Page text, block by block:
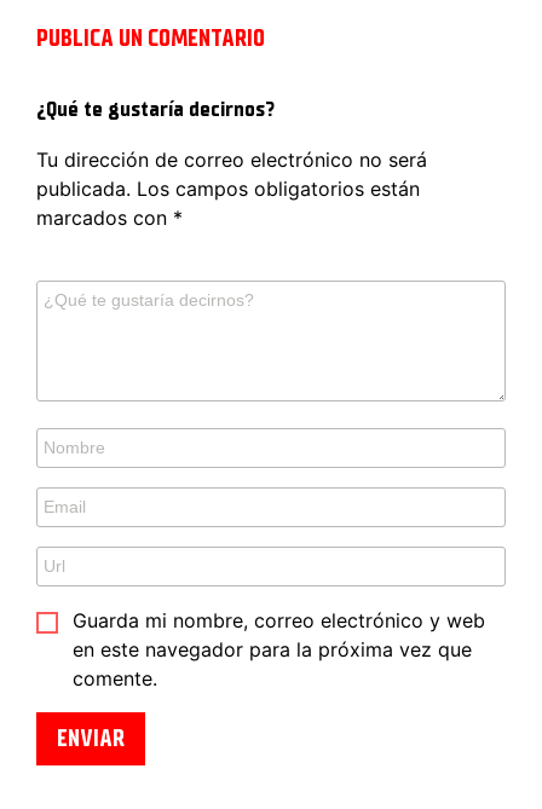
PUBLICA UN COMENTARIO
¿Qué te gustaría decirnos?
Tu dirección de correo electrónico no será
publicada. Los campos obligatorios están
marcados con *
Guarda mi nombre, correo electrónico y web
en este navegador para la próxima vez que
comente.